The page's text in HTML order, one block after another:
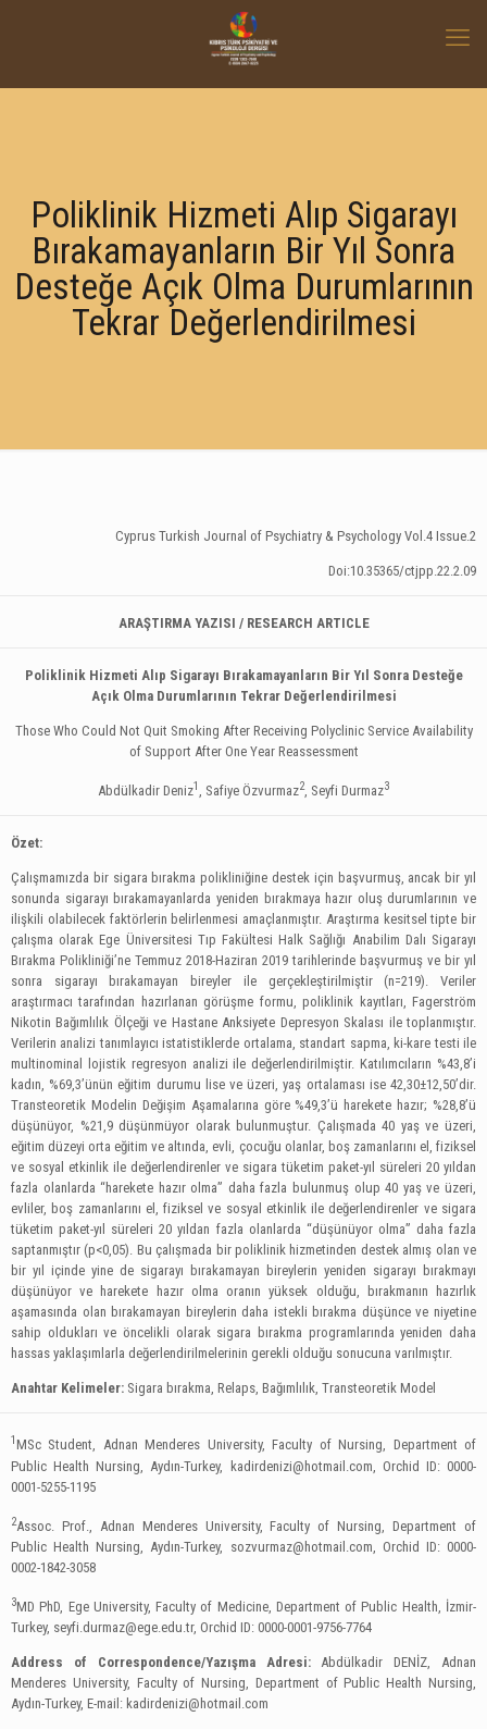
Poliklinik Hizmeti Alıp Sigarayı
Bırakamayanların Bir Yıl Sonra
Desteğe Açık Olma Durumlarının
Tekrar Değerlendirilmesi
Cyprus Turkish Journal of Psychiatry & Psychology Vol.4 Issue.2
Doi:10.35365/ctjpp.22.2.09
ARAŞTIRMA YAZISI / RESEARCH ARTICLE
Poliklinik Hizmeti Alıp Sigarayı Bırakamayanların Bir Yıl Sonra Desteğe
Açık Olma Durumlarının Tekrar Değerlendirilmesi
Those Who Could Not Quit Smoking After Receiving Polyclinic Service Availability
of Support After One Year Reassessment
Abdülkadir Deniz1, Safiye Özvurmaz2, Seyfi Durmaz3
Özet:
Çalışmamızda bir sigara bırakma polikliniğine destek için başvurmuş, ancak bir yıl
sonunda sigarayı bırakamayanlarda yeniden bırakmaya hazır oluş durumlarının ve
ilişkili olabilecek faktörlerin belirlenmesi amaçlanmıştır. Araştırma kesitsel tipte bir
çalışma olarak Ege Üniversitesi Tıp Fakültesi Halk Sağlığı Anabilim Dalı Sigarayı
Bırakma Polikliniği’ne Temmuz 2018-Haziran 2019 tarihlerinde başvurmuş ve bir yıl
sonra sigarayı bırakamayan bireyler ile gerçekleştirilmiştir (n=219). Veriler
araştırmacı tarafından hazırlanan görüşme formu, poliklinik kayıtları, Fagerström
Nikotin Bağımlılık Ölçeği ve Hastane Anksiyete Depresyon Skalası ile toplanmıştır.
Verilerin analizi tanımlayıcı istatistiklerde ortalama, standart sapma, ki-kare testi ile
multinominal lojistik regresyon analizi ile değerlendirilmiştir. Katılımcıların %43,8’i
kadın, %69,3’ünün eğitim durumu lise ve üzeri, yaş ortalaması ise 42,30±12,50’dir.
Transteoretik Modelin Değişim Aşamalarına göre %49,3’ü harekete hazır; %28,8’ü
düşünüyor, %21,9 düşünmüyor olarak bulunmuştur. Çalışmada 40 yaş ve üzeri,
eğitim düzeyi orta eğitim ve altında, evli, çocuğu olanlar, boş zamanlarını el, fiziksel
ve sosyal etkinlik ile değerlendirenler ve sigara tüketim paket-yıl süreleri 20 yıldan
fazla olanlarda “harekete hazır olma” daha fazla bulunmuş olup 40 yaş ve üzeri,
evliler, boş zamanlarını el, fiziksel ve sosyal etkinlik ile değerlendirenler ve sigara
tüketim paket-yıl süreleri 20 yıldan fazla olanlarda “düşünüyor olma” daha fazla
saptanmıştır (p<0,05). Bu çalışmada bir poliklinik hizmetinden destek almış olan ve
bir yıl içinde yine de sigarayı bırakamayan bireylerin yeniden sigarayı bırakmayı
düşünüyor ve harekete hazır olma oranın yüksek olduğu, bırakmanın hazırlık
aşamasında olan bırakamayan bireylerin daha istekli bırakma düşünce ve niyetine
sahip oldukları ve öncelikli olarak sigara bırakma programlarında yeniden daha
hassas yaklaşımlarla değerlendirilmelerinin gerekli olduğu sonucuna varılmıştır.
Anahtar Kelimeler: Sigara bırakma, Relaps, Bağımlılık, Transteoretik Model
1 MSc Student, Adnan Menderes University, Faculty of Nursing, Department of
Public Health Nursing, Aydın-Turkey, kadirdenizi@hotmail.com , Orchid ID: 0000-
0001-5255-1195
2Assoc. Prof., Adnan Menderes University, Faculty of Nursing, Department of
Public Health Nursing, Aydın-Turkey, sozvurmaz@hotmail.com , Orchid ID: 0000-
0002-1842-3058
3MD PhD, Ege University, Faculty of Medicine, Department of Public Health, İzmir-
Turkey, seyfi.durmaz@ege.edu.tr, Orchid ID: 0000-0001-9756-7764
Address of Correspondence/Yazışma Adresi:Abdülkadir DENİZ, Adnan
Menderes University, Faculty of Nursing, Department of Public Health Nursing,
Aydın-Turkey, E-mail: kadirdenizi@hotmail.com